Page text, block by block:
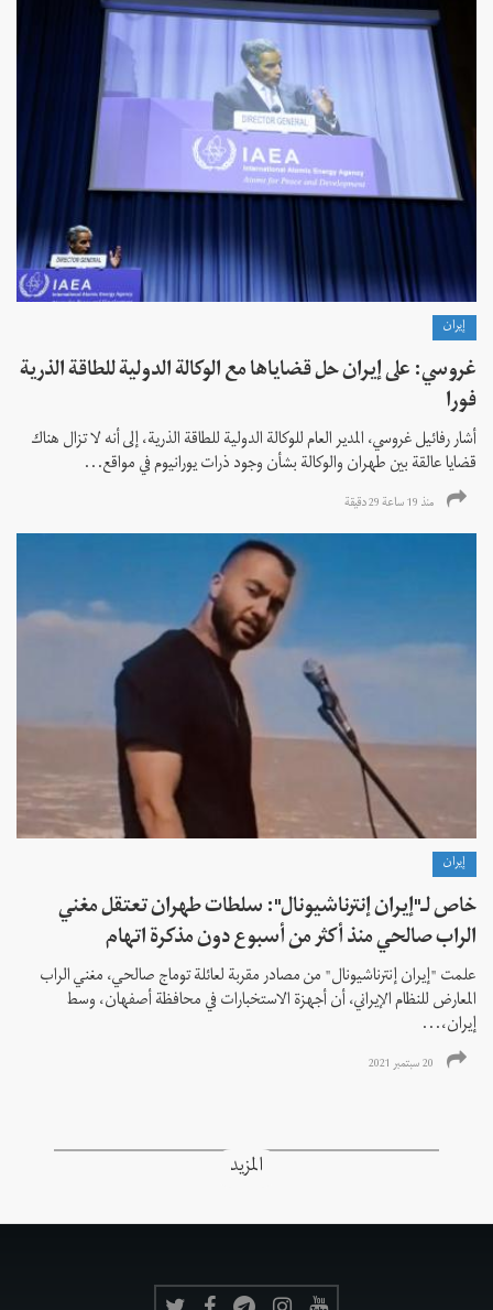
إيران
غروسي: على إيران حل قضاياها مع الوكالة الدولية للطاقة الذرية
فورا
أشار رفائيل غروسي، المدير العام للوكالة الدولية للطاقة الذرية، إلى أنه لا تزال هناك
قضايا عالقة بين طهران والوكالة بشأن وجود ذرات يورانيوم في مواقع...
منذ 19 ساعة 29 دقیقة
إيران
خاص لـ"إيران إنترناشيونال": سلطات طهران تعتقل مغني
الراب صالحي منذ أكثر من أسبوع دون مذكرة اتهام
علمت "إيران إنترناشيونال" من مصادر مقربة لعائلة توماج صالحي، مغني الراب
المعارض للنظام الإيراني، أن أجهزة الاستخبارات في محافظة أصفهان، وسط
إيران،...
20 سبتمبر 2021
المزيد